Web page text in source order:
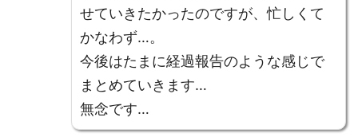
せていきたかったのですが、忙しくて
かなわず…。
今後はたまに経過報告のような感じで
まとめていきます…
無念です…